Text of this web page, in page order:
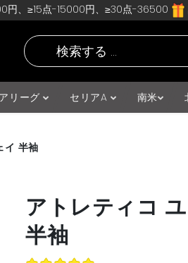
、≥15点-15000円、≥30点-36500
リーグ セリアA 南米
イ 半袖
アトレティコ
半袖